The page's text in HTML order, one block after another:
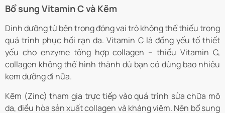
Bổ sung Vitamin C và Kẽm
Dinh dưỡng từ bên trong đóng vai trò không thể thiếu trong
quá trình phục hồi rạn da. Vitamin C là đồng yếu tố thiết
yếu cho enzyme tổng hợp collagen – thiếu Vitamin C,
collagen không thể hình thành dù bạn có dùng bao nhiêu
kem dưỡng đi nữa.
Kẽm (Zinc) tham gia trực tiếp vào quá trình sửa chữa mô
da, điều hòa sản xuất collagen và kháng viêm. Nên bổ sung